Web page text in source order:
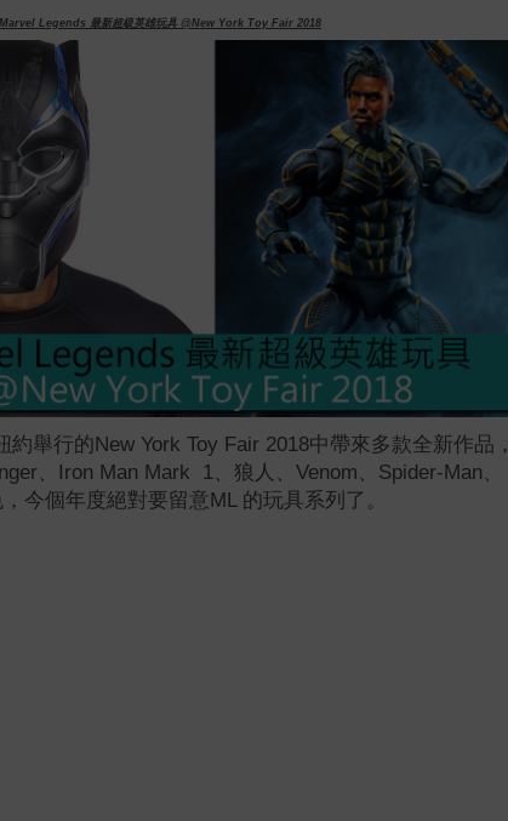
Marvel Legends 最新超級英雄玩具 @New York Toy Fair 2018
約舉行的New York Toy Fair 2018中帶來多款全新作品，
、Iron Man Mark 1、狼人、Venom、Spider-Man、
今個年度絕對要留意ML 的玩具系列了。